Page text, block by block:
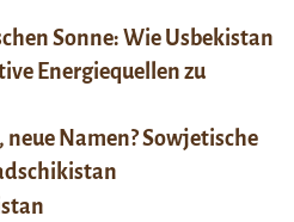
Sonne: Wie Usbekistan
Energiequellen zu
Namen? Sowjetische